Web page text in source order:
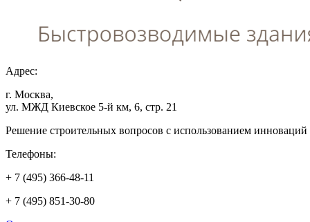
Адрес:
г. Москва,
ул. МЖД Киевское 5-й км, 6, стр. 21
Решение строительных вопросов с использованием инноваций
Телефоны:
+ 7 (495) 366-48-11
+ 7 (495) 851-30-80